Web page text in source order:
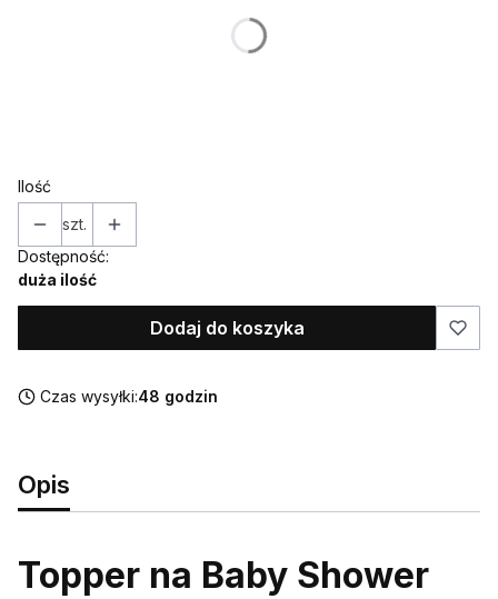
Ilość
szt.
Dostępność:
duża ilość
Dodaj do koszyka
Czas wysyłki:48 godzin
Opis
Topper na Baby Shower